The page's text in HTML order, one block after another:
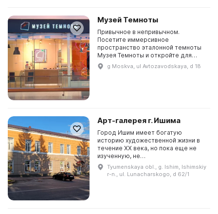
Музей Темноты
Привычное в непривычном.
Посетите иммерсивное
пространство эталонной темноты
Музея Темноты и откройте для
себя мир заново. Музей
представляет несколько
g Moskva, ul Avtozavodskaya, d 18
Арт-галерея г. Ишима
Город Ишим имеет богатую
историю художественной жизни в
течение ХХ века, но пока еще не
изученную, не
систематизированную и не
освещенную в научно-
исследовательских работах. В
Tyumenskaya obl., g. Ishim, Ishimskiy
r-n., ul. Lunacharskogo, d 62/1